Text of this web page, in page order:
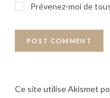
Prévenez-moi de
Ce site utilise Akismet